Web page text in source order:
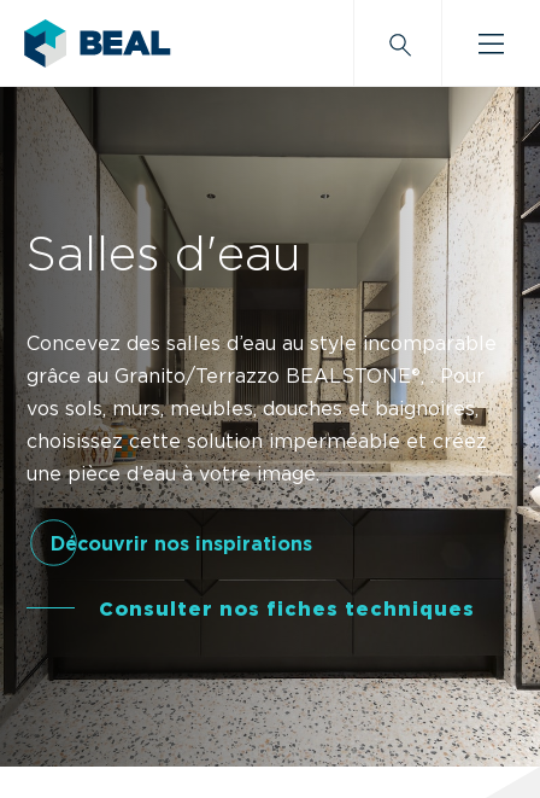
Salles d'eau
Concevez des salles d’eau au style incomparable
grâceau Granito/Terrazzo BEALSTONE®,. Pour
vos sols, murs, meubles, douches et baignoires,
choisissez cette solution imperméable et créez
une pièce d’eau à votre image.
Découvrir nos inspirations
Consulter nos fiches techniques